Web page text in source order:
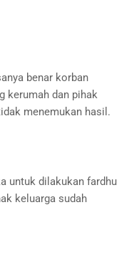
benar korban
kerumah dan pihak
menemukan hasil.
untuk dilakukan fardhu
keluarga sudah